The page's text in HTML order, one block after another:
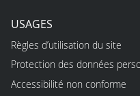
USAGES
Règles d’utilisation du site
Protection des données
Accessibilité non conforme